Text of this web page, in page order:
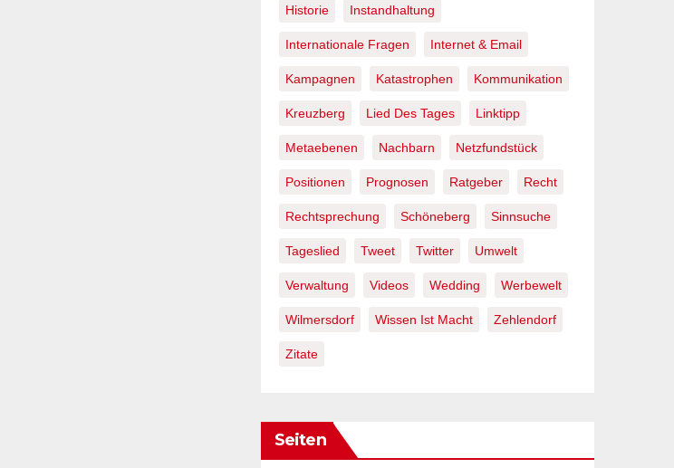
Historie Instandhaltung
Internationale Fragen Internet & Email
Kampagnen Katastrophen Kommunikation
Kreuzberg Lied Des Tages Linktipp
Metaebenen Nachbarn Netzfundstück
Positionen Prognosen Ratgeber Recht
Rechtsprechung Schöneberg Sinnsuche
Tageslied Tweet Twitter Umwelt
Verwaltung Videos Wedding Werbewelt
Wilmersdorf Wissen Ist Macht Zehlendorf
Zitate
Seiten